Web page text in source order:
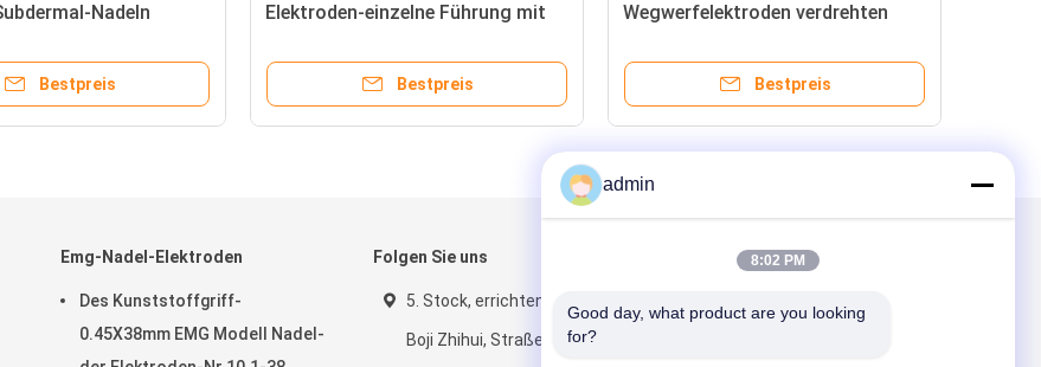
Wegwerfelektroden verdrehten
Torsion Subdermal EMG mit 12
Wegwerfnadel-
Emg-Nadel-Elektroden
Des Kunststoffgriff-
0.45X38mm EMG Modell Nadel-
Folgen Sie uns
5. Stock, errichtendes E, Tal
Boji Zhihui, Straße No.2
Mailen Sie uns
admin
8:02 PM
Good day, what product are you looking
for?